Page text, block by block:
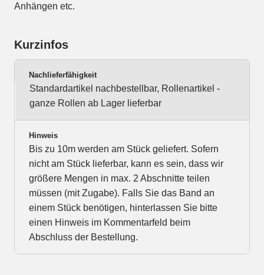
Anhängen etc.
Kurzinfos
Nachlieferfähigkeit
Standardartikel nachbestellbar, Rollenartikel -
ganze Rollen ab Lager lieferbar
Hinweis
Bis zu 10m werden am Stück geliefert. Sofern
nicht am Stück lieferbar, kann es sein, dass wir
größere Mengen in max. 2 Abschnitte teilen
müssen (mit Zugabe). Falls Sie das Band an
einem Stück benötigen, hinterlassen Sie bitte
einen Hinweis im Kommentarfeld beim
Abschluss der Bestellung.